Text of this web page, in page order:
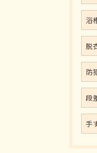
浴
脱
防
段
手